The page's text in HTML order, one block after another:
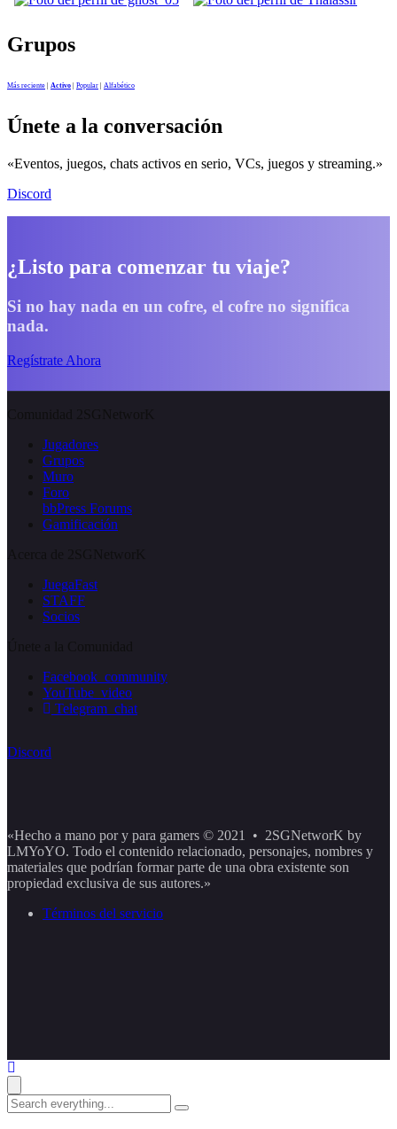
Grupos
Más reciente Activo Popular Alfabético
Únete a la conversación
«Eventos, juegos, chats activos en serio, VCs, juegos y streaming.»
Discord
¿Listo para comenzar tu viaje?
Si no hay nada en un cofre, el cofre no significa
nada.
Regístrate Ahora
Jugadores
Grupos
Muro
Foro
bbPress Forums
Gamificación
JuegaFast
STAFF
Socios
Facebook_community
YouTube_video
Telegram_chat
Discord
«Hecho a mano por y para gamers © 2021 • 2SGNetworK by
LMYoYO. Todo el contenido relacionado, personajes, nombres y
materiales que podrían formar parte de una obra existente son
propiedad exclusiva de sus autores.»
Términos del servicio
Search
everything...